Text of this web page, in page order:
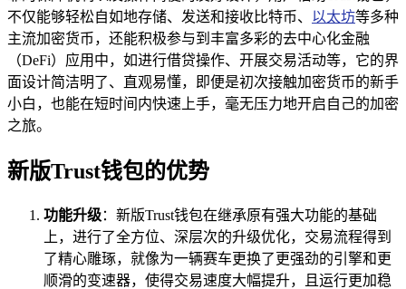
不仅能够轻松自如地存储、发送和接收比特币、 以太坊等多种
主流加密货币，还能积极参与到丰富多彩的去中心化金融
（DeFi）应用中，如进行借贷操作、开展交易活动等，它的界
面设计简洁明了、直观易懂，即便是初次接触加密货币的新手
小白，也能在短时间内快速上手，毫无压力地开启自己的加密
之旅。
新版Trust钱包的优势
功能升级：新版Trust钱包在继承原有强大功能的基础
上，进行了全方位、深层次的升级优化，交易流程得到
了精心雕琢，就像为一辆赛车更换了更强劲的引擎和更
顺滑的变速器，使得交易速度大幅提升，且运行更加稳